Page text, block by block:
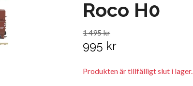
Roco H0
1 495 kr
995 kr
Produkten är tillfälligt slut i lager.